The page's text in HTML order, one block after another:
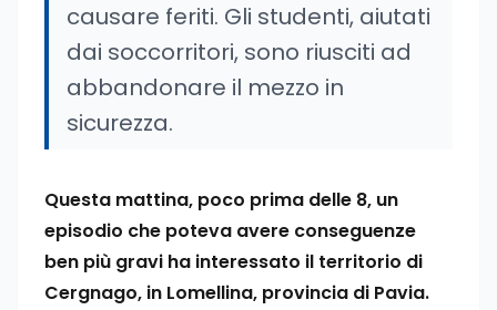
causare feriti. Gli studenti, aiutati
dai soccorritori, sono riusciti ad
abbandonare il mezzo in
sicurezza.
Questa mattina, poco prima delle 8, un
episodio che poteva avere conseguenze
ben più gravi ha interessato il territorio di
Cergnago, in Lomellina, provincia di Pavia.